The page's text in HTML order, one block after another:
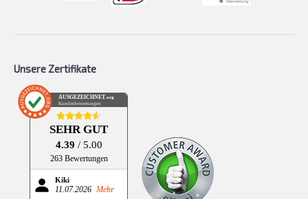
Unsere Zertifikate
AUSGEZEICHNET .org
Kundenbewertungen
SEHR GUT
4.39 / 5.00
263 Bewertungen
Kiki
11.07.2026 Mehr